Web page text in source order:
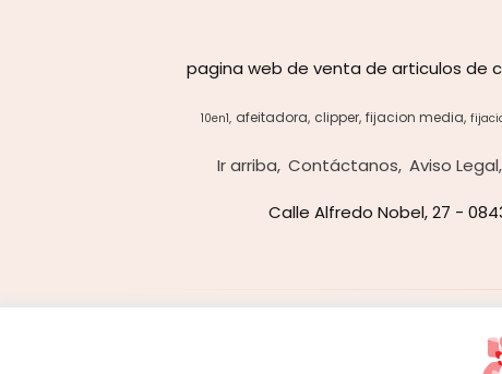
pagina web de venta de articulos de
10en1 afeitadora clipper fijacion media
Ir arriba Contáctanos Aviso Legal
Calle Alfredo Nobel, 27 -